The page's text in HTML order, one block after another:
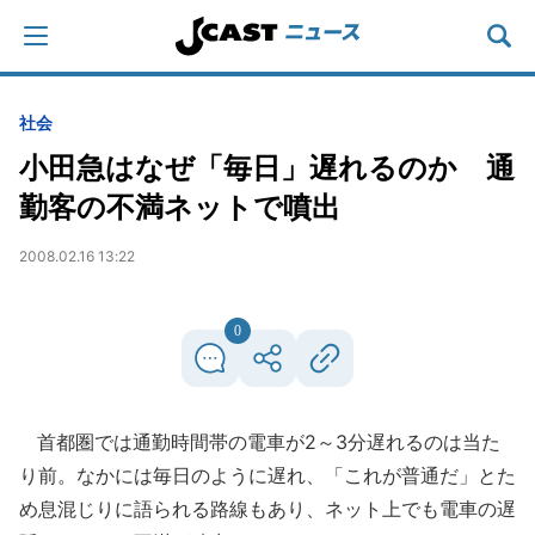
社会
小田急はなぜ「毎日」遅れるのか 通
勤客の不満ネットで噴出
2008.02.16 13:22
0
首都圏では通勤時間帯の電車が2～3分遅れるのは当た
り前。なかには毎日のように遅れ、「これが普通だ」とた
め息混じりに語られる路線もあり、ネット上でも電車の遅